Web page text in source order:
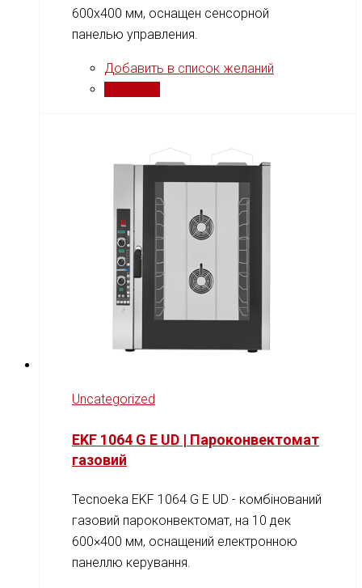
600x400 мм, оснащен сенсорной
панелью управления.
Добавить в список желаний
Uncategorized
EKF 1064 G E UD | Пароконвектомат
газовий
Tecnoeka EKF 1064 G E UD - комбінований
газовий пароконвектомат, на 10 дек
600×400 мм, оснащений електронною
панеллю керування.